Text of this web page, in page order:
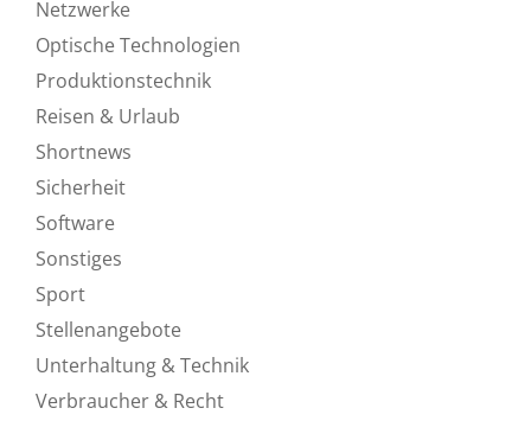
Netzwerke
Optische Technologien
Produktionstechnik
Reisen & Urlaub
Shortnews
Sicherheit
Software
Sonstiges
Sport
Stellenangebote
Unterhaltung & Technik
Verbraucher & Recht